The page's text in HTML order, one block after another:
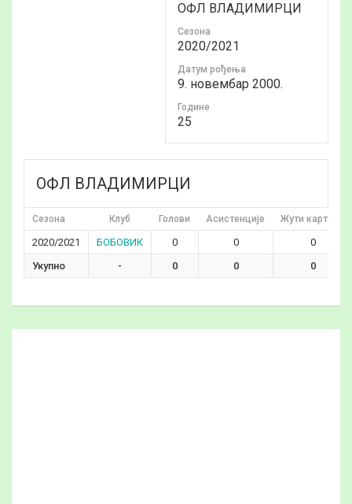
ОФЛ ВЛАДИМИРЦИ
Сезона
2020/2021
Датум рођења
9. новембар 2000.
Годинe
25
ОФЛ ВЛАДИМИРЦИ
Сезона Клуб Голови Асистенције Жути картони
2020/2021 БОБОВИК 0 0
0
Укупно
- 0 0 0